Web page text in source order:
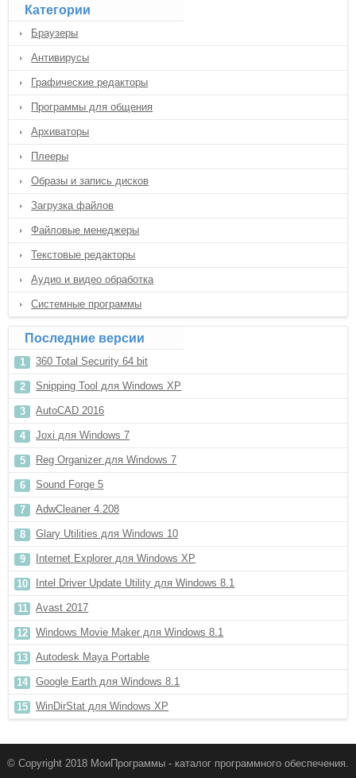
Категории
Браузеры
Антивирусы
Графические редакторы
Программы для общения
Архиваторы
Плееры
Образы и запись дисков
Загрузка файлов
Файловые менеджеры
Текстовые редакторы
Аудио и видео обработка
Системные программы
Последние версии
360 Total Security 64 bit
Snipping Tool для Windows XP
AutoCAD 2016
Joxi для Windows 7
Reg Organizer для Windows 7
Sound Forge 5
AdwCleaner 4.208
Glary Utilities для Windows 10
Internet Explorer для Windows XP
Intel Driver Update Utility для Windows 8.1
Avast 2017
Windows Movie Maker для Windows 8.1
Autodesk Maya Portable
Google Earth для Windows 8.1
WinDirStat для Windows XP
© Copyright 2018 МоиПрограммы - каталог программного обеспечения.